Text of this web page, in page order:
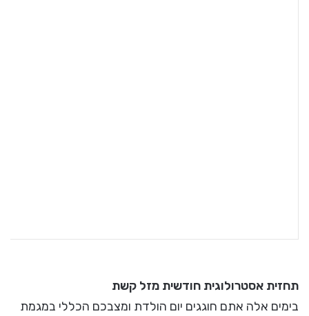
תחזית אסטרולוגית חודשית מזל קשת
בימים אלה אתם חוגגים יום הולדת ומצבכם הכללי במגמת